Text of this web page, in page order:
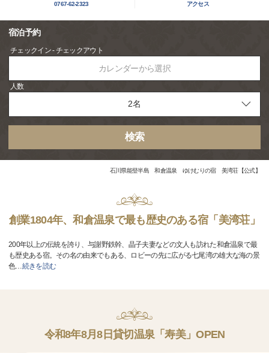
0767-62-2323 アクセス
宿泊予約
チェックイン - チェックアウト
カレンダーから選択
人数
検索
石川県能登半島 和倉温泉 ゆけむりの宿 美湾荘【公式】
創業1804年、和倉温泉で最も歴史のある宿「美湾荘」
200年以上の伝統を誇り、与謝野鉄幹、晶子夫妻などの文人も訪れた和倉温泉で最
も歴史ある宿。その名の由来でもある、ロビーの先に広がる七尾湾の雄大な海の景
色…続きを読む
令和8年8月8日貸切温泉「寿美」OPEN